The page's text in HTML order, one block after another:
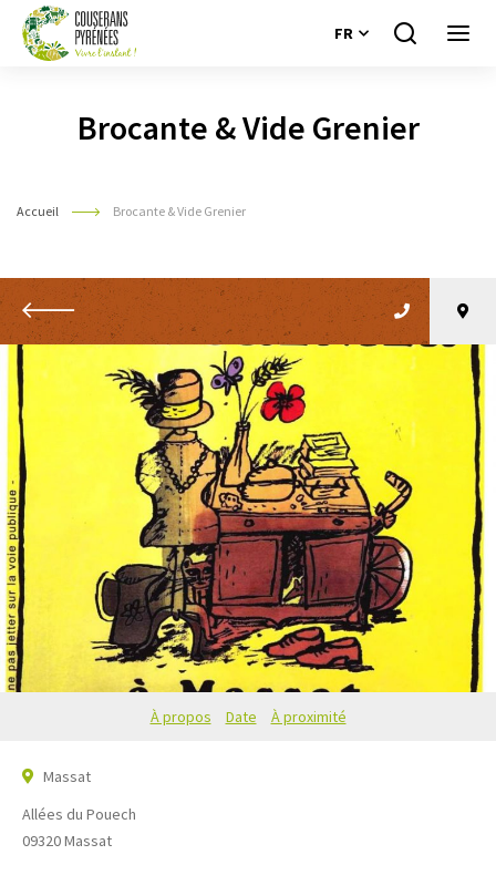
FR
Je
Brocante & Vide Grenier
Accueil Brocante & Vide Grenier
Retour
À propos Date À proximité
Massat
Allées du Pouech
09320Massat